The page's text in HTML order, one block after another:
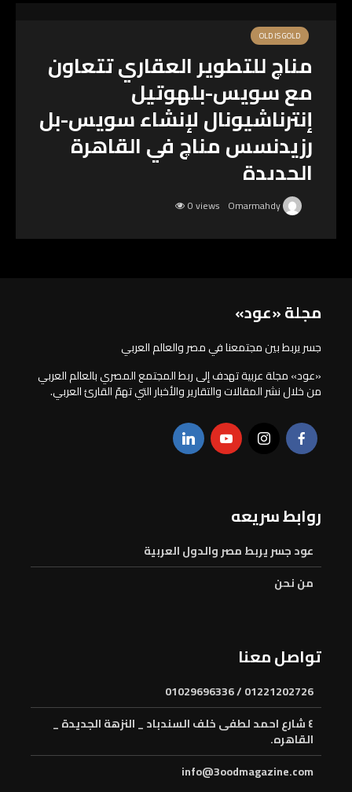
OLD IS GOLD
مناچ للتطوير العقاري تتعاون
مع سويس-بلهوتيل
إنترناشيونال لإنشاء سويس-بل
رزيدنسس مناچ في القاهرة
الجديدة
0 views
مجلة «عود»
جسر يربط بين مجتمعنا في مصر والعالم العربي
«عود» مجلة عربية تهدف إلى ربط المجتمع المصري بالعالم العربي
من خلال نشر المقالات والتقارير والأخبار التي تهمّ القارئ العربي.
روابط سريعه
عود جسر يربط مصر والدول العربية
من نحن
تواصل معنا
01221202726 / 01029696336
٤ شارع احمد لطفى خلف السندباد _ النزهة الجديدة _
القاهره.
info@3oodmagazine.com